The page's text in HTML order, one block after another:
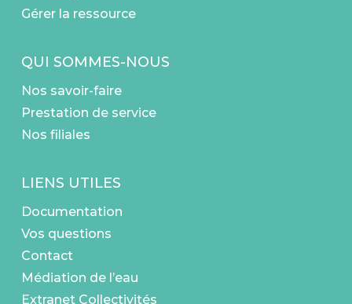
Gérer la ressource
QUI SOMMES-NOUS
Nos savoir-faire
Prestation de service
Nos filiales
LIENS UTILES
Documentation
Vos questions
Contact
Médiation de l’eau
Extranet Collectivités